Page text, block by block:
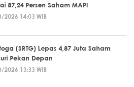
87,24 Persen Saham MAPI
2026 14:03 WIB
(SRTG) Lepas 4,87 Juta Saham
Pekan Depan
2026 13:33 WIB